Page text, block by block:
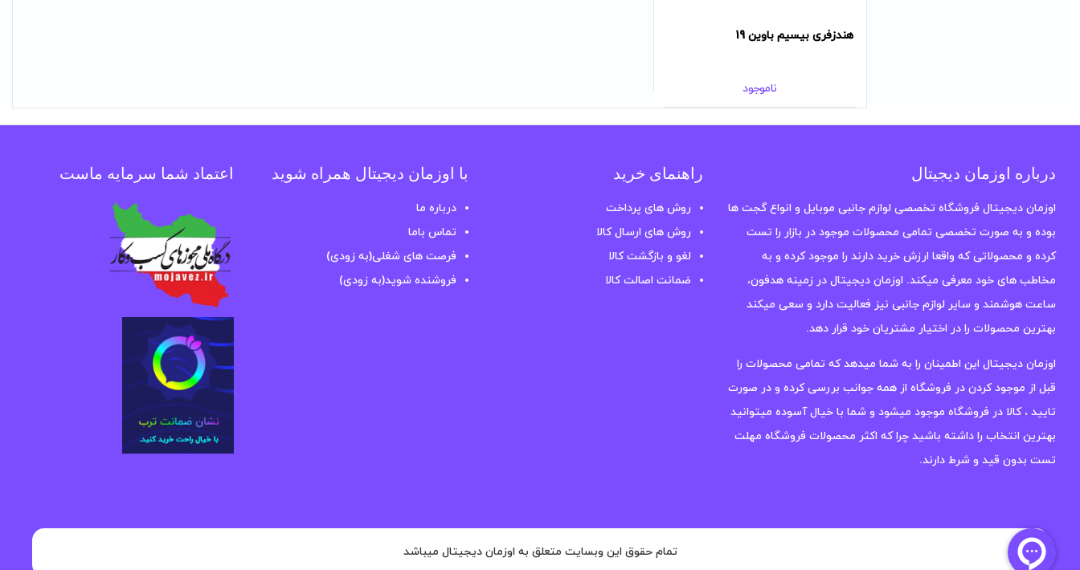
هندزفری بیسیم باوین 19
ناموجود
درباره اوزمان دیجیتال
اوزمان دیجیتال فروشگاه تخصصی لوازم جانبی موبایل و انواع گجت ها
بوده و به صورت تخصصی تمامی محصولات موجود در بازار را تست
کرده و محصولاتی که واقعا ارزش خرید دارند را موجود کرده و به
مخاطب های خود معرفی میکند. اوزمان دیجیتال در زمینه هدفون،
ساعت هوشمند و سایر لوازم جانبی نیز فعالیت دارد و سعی میکند
بهترین محصولات را در اختیار مشتریان خود قرار دهد.
اوزمان دیجیتال این اطمینان را به شما میدهد که تمامی محصولات را
قبل از موجود کردن در فروشگاه از همه جوانب بررسی کرده و در صورت
تایید ، کالا در فروشگاه موجود میشود و شما با خیال آسوده میتوانید
بهترین انتخاب را داشته باشید چرا که اکثر محصولات فروشگاه مهلت
تست بدون قید و شرط دارند.
راهنمای خرید
روش های پرداخت
روش های ارسال کالا
لغو و بازگشت کالا
ضمانت اصالت کالا
با اوزمان دیجیتال همراه شوید
درباره ما
تماس باما
فرصت های شغلی(به زودی)
فروشنده شوید(به زودی)
اعتماد شما سرمایه ماست
تمام حقوق این وبسایت متعلق به اوزمان دیجیتال میباشد